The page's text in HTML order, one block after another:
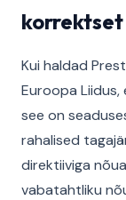
Kui haldad
Euroopa Liidus,
see on
rahalised
direktiiviga
vabatahtliku